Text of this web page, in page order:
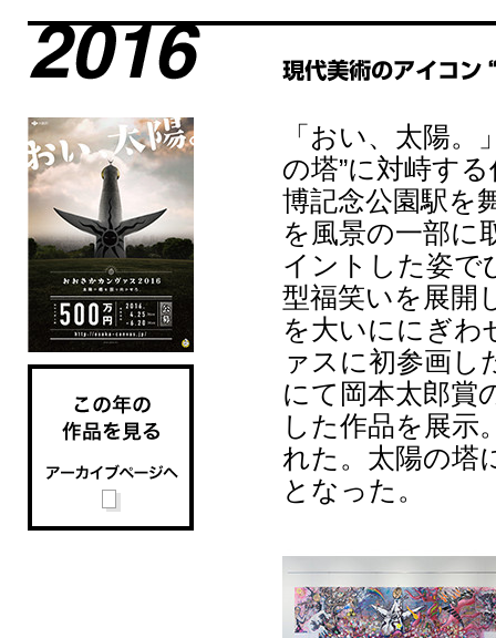
「おい、太陽
の塔”に対峙す
博記念公園駅を
を風景の一部に
イントした姿で
型福笑いを展開
を大いににぎわ
ァスに初参画し
にて岡本太郎賞
した作品を展示
れた。太陽の塔
となった。